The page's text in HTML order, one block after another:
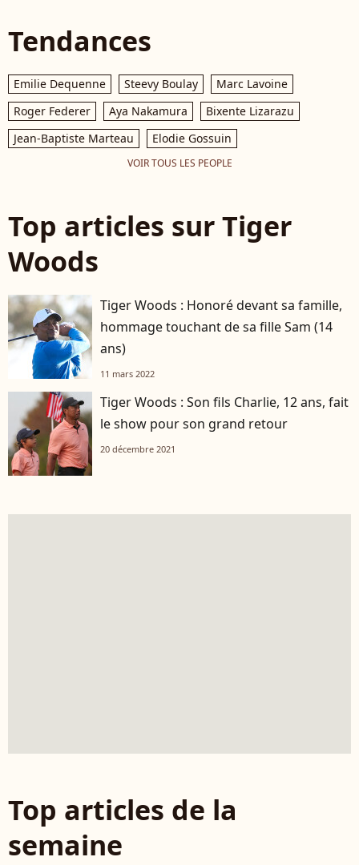
Tendances
Emilie Dequenne Steevy Boulay
Marc Lavoine
Roger Federer
Aya Nakamura
Bixente Lizarazu
Jean-Baptiste Marteau
Elodie Gossuin
VOIR TOUS LES PEOPLE
Top articles sur Tiger
Woods
Tiger Woods : Honoré devant sa famille,
hommage touchant de sa fille Sam (14
ans)
11 mars 2022
Tiger Woods : Son fils Charlie, 12 ans, fait
le show pour son grand retour
20 décembre 2021
Top articles de la
semaine